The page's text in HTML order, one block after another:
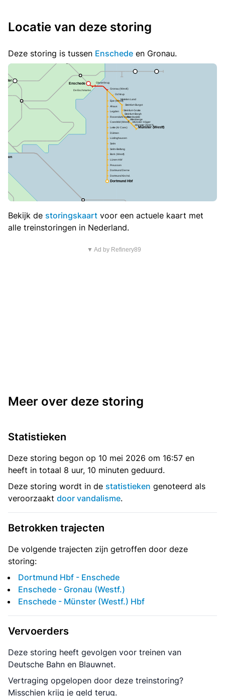
Locatie van deze storing
Deze storing is tussen Enschede en Gronau.
Bekijk de storingskaart voor een actuele kaart met
alle treinstoringen in Nederland.
▼ Ad by Refinery89
Meer over deze storing
Statistieken
Deze storing begon op 10 mei 2026 om 16:57 en
heeft in totaal 8 uur, 10 minuten geduurd.
Deze storing wordt in de statistieken genoteerd als
veroorzaakt door vandalisme.
Betrokken trajecten
De volgende trajecten zijn getroffen door deze
storing:
Dortmund Hbf - Enschede
Enschede - Gronau (Westf.)
Enschede - Münster (Westf.) Hbf
Vervoerders
Deze storing heeft gevolgen voor treinen van
Deutsche Bahn en Blauwnet.
Vertraging opgelopen door deze treinstoring?
Misschien krijg je geld terug.